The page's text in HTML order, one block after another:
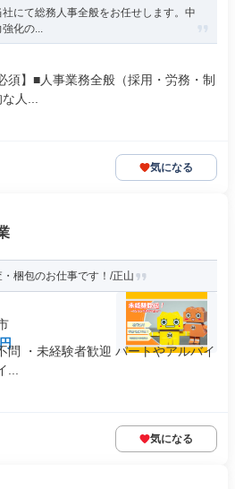
にて総務人事全般をお任せします。中
化の...
須】■人事業務全般（採用・労務・制
人...
気になる
梱包のお仕事です！/正山
問 ・未経験者歓迎 パートやアルバイ
気になる